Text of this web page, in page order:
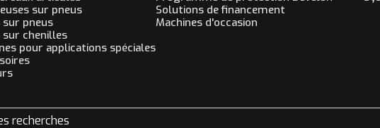
sur pneus
sur pneus
sur chenilles
pour applications spéciales
Solutions de financement
Machines d'occasion
recherches